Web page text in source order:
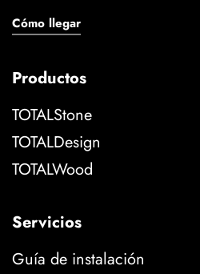
Cómo llegar
Productos
TOTALStone
TOTALDesign
TOTALWood
Servicios
Guía de instalación